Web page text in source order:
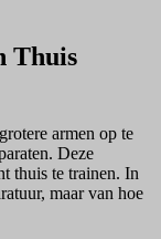
Thuis
armen op te
Deze
thuis te trainen. In
maar van hoe